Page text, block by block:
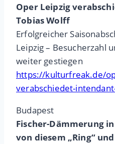
Oper Leipzig
Tobias Wolff
Erfolgreicher
Leipzig – Besucherzahl
weiter gestiegen
https://kulturfreak.de/
verabschiedet-
Budapest
Fischer-Dämmerung
von diesem „Ring“